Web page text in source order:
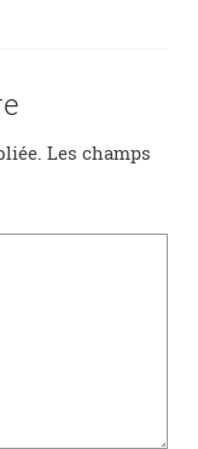
Les champs